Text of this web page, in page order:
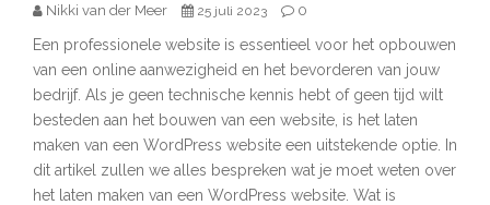
Nikki van der Meer 25 juli 2023 0
Een professionele website is essentieel voor het opbouwen
van een online aanwezigheid en het bevorderen van jouw
bedrijf. Als je geen technische kennis hebt of geen tijd wilt
besteden aan het bouwen van een website, is het laten
maken van een WordPress website een uitstekende optie. In
dit artikel zullen we alles bespreken wat je moet weten over
het laten maken van een WordPress website. Wat is